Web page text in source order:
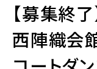
【募集終
西陣織会